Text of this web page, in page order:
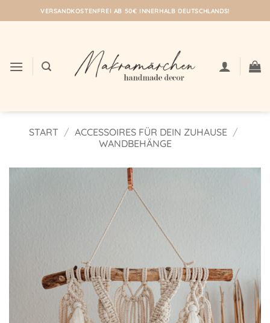
Inhalt
VERSANDKOSTENFREI AB 50€ INNERHALB DEUTSCHLANDS!
START / ACCESSOIRES FÜR DEIN ZUHAUSE /
WANDBEHÄNGE